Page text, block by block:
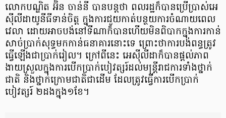
លោកបណ្ឌិត អ៊ិន ចាន់នី បានបន្តថា ពលរដ្ឋ​ក៏បាន​ប្រើប្រាស់​អេ
ស៊ីលី​ដាយូនីធីទាន់​ចិត្ត ក្នុងការ​ជួយកាត់​បន្ថយ​ការចំណាយ​ពេល
វេលា ដោយអាច​បង់នៅ​ទីណា​ក៏បាន​ហើយមិន​ពិបាក​ក្នុងការ​កាន់
សាច់​ប្រាក់​សុទ្ធមក​កាន់​ធនាគារ​នោះទេ ព្រោះថា​ការបង់ពន្ធ​ត្រូវ
ធ្វើ​ឡើង​ជា​ប្រាក់រៀល។ ក្រៅពីនេះ អេស៊ីលីដា​ក៏បាន​ផ្តល់ភាព​
ងាយស្រួល​ក្នុងការបើក​ប្រាក់បៀវត្សរ៍​ដល់មន្ត្រី​រាជការ​ទាំងថ្នាក់​
ជាតិ និង​ថ្នាក់ក្រោមជាតិ​ជាដើម ដែលត្រូវធ្វើការ​បើក​ប្រាក់
បៀវត្សរ៍ ​២ដង​ក្នុង១ខែ។